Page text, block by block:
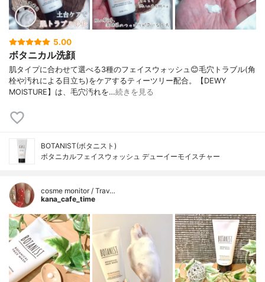
5.00
ボタニカル洗顔
肌タイプに合わせて選べる3種のフェイスウォッシュ😊毛穴トラブル(角
栓や汚れによる目立ち)をケアするティーツリー配合。【DEWY
MOISTURE】は、毛穴汚れを…続きを見る
BOTANIST(ボタニスト)
ボタニカルフェイスウォッシュ デューイーモイスチャー
cosme monitor / Trav…
kana_cafe_time